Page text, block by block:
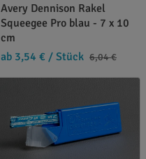
Avery Dennison Rakel
Squeegee Pro blau - 7 x 10
cm
ab 3,54 € / Stück 6,04 €